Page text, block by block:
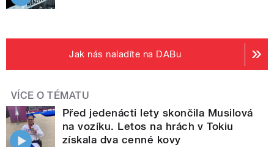
Jak nás naladíte na DABu
VÍCE O TÉMATU
Před jedenácti lety skončila Musilová
na vozíku. Letos na hrách v Tokiu
získala dva cenné kovy